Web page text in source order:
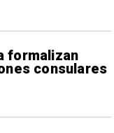
formalizan
consulares